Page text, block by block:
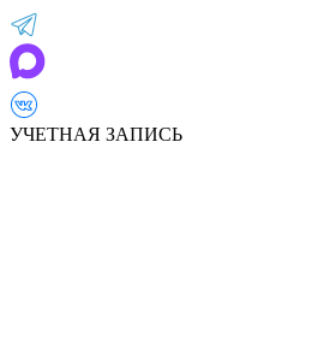
УЧЕТНАЯ ЗАПИСЬ